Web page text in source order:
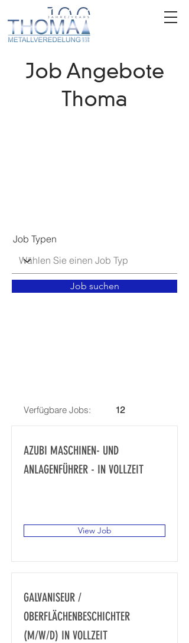
Job Angebote
Thoma
Job Typen
Job suchen
Verfügbare Jobs: 12
AZUBI MASCHINEN- UND
ANLAGENFÜHRER - IN VOLLZEIT
View Job
GALVANISEUR /
OBERFLÄCHENBESCHICHTER
(M/W/D) IN VOLLZEIT